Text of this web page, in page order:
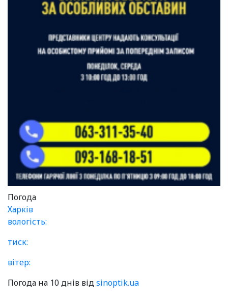
Погода
Харків
вологість:
тиск:
вітер:
Погода на 10 днів відsinoptik.ua